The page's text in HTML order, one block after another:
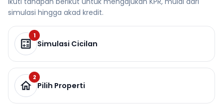
simulasi hingga akad kredit.
1
Simulasi Cicilan
2
Pilih Properti